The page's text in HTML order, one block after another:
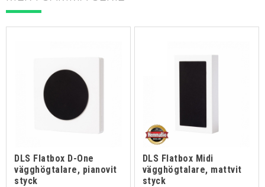
DLS Flatbox D-One
vägghögtalare, pianovit
styck
DLS Flatbox Midi
vägghögtalare, mattvit
styck